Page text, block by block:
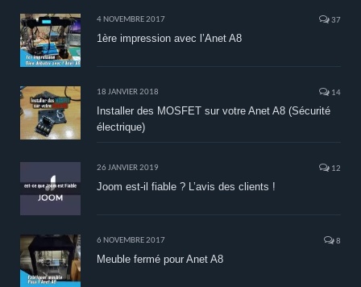
4 NOVEMBRE 2017 37
1ère impression avec l’Anet A8
18 JANVIER 2018 14
Installer des MOSFET sur votre Anet A8 (Sécurité
électrique)
26 JANVIER 2019 12
Joom est-il fiable ? L’avis des clients !
6 NOVEMBRE 2017 8
Meuble fermé pour Anet A8